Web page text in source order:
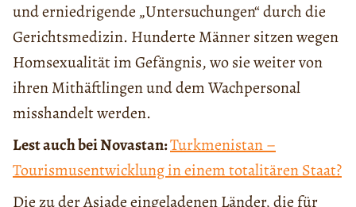
und erniedrigende „Untersuchungen“ durch die
Gerichtsmedizin. Hunderte Männer sitzen wegen
Homsexualität im Gefängnis, wo sie weiter von
ihren Mithäftlingen und dem Wachpersonal
misshandelt werden.
Lest auch bei Novastan:Turkmenistan –
Tourismusentwicklung in einem totalitären Staat?
Die zu der Asiade eingeladenen Länder, die für